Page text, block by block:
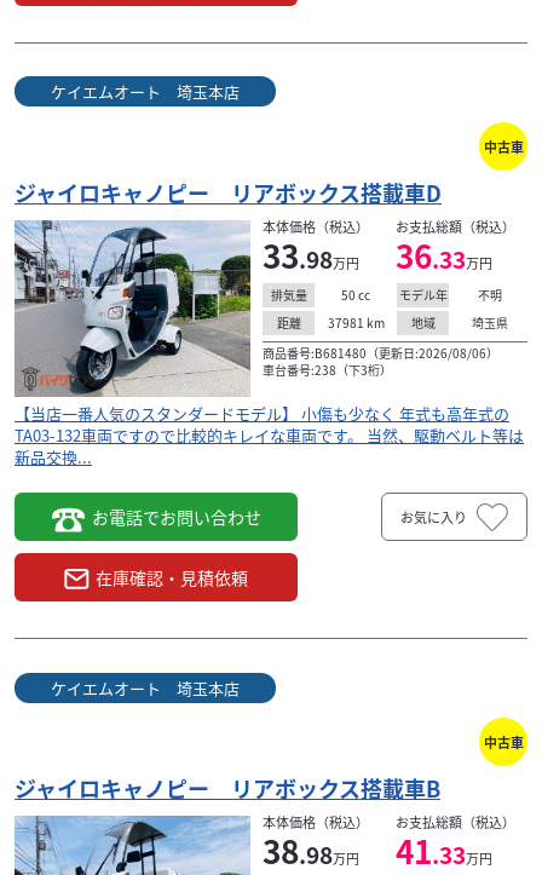
ケイエムオート 埼玉本店
中古車
ジャイロキャノピー リアボックス搭載車D
本体価格（税込）
33.98万円
お支払総額（税込）
36.33万円
排気量 50 cc モデル年
不明
距離
37981 km 地域
埼玉県
商品番号:B681480（更新日:2026/08/06）
車台番号:238（下3桁）
【当店一番人気のスタンダードモデル】 小傷も少なく 年式も高年式の
TA03-132車両ですので比較的キレイな車両です。 当然、駆動ベルト等は
新品交換...
お電話でお問い合わせ
在庫確認・見積依頼
お気に入り
ケイエムオート 埼玉本店
中古車
ジャイロキャノピー リアボックス搭載車B
本体価格（税込）
38.98万円
お支払総額（税込）
41.33万円